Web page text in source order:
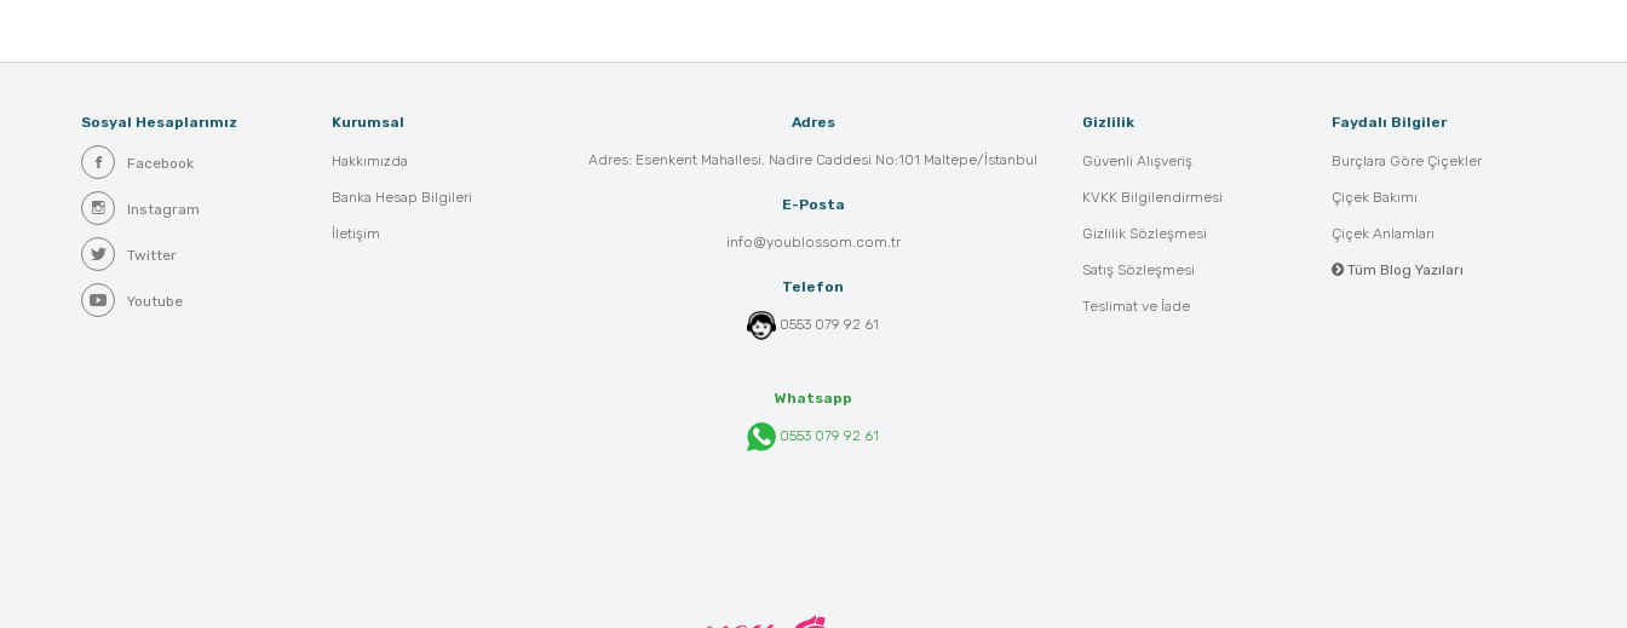
Sosyal Hesaplarımız
Facebook
Instagram
Twitter
Youtube
Kurumsal
Hakkımızda
Banka Hesap Bilgileri
İletişim
Adres
Adres: Esenkent Mahallesi. Nadire Caddesi No:101 Maltepe/İstanbul
E-Posta
info@youblossom.com.tr
Telefon
0553 079 92 61
Whatsapp
0553 079 92 61
Gizlilik
Güvenli Alışveriş
KVKK Bilgilendirmesi
Gizlilik Sözleşmesi
Satış Sözleşmesi
Teslimat ve İade
Faydalı Bilgiler
Burçlara Göre Çiçekler
Çiçek Bakımı
Çiçek Anlamları
Tüm Blog Yazıları